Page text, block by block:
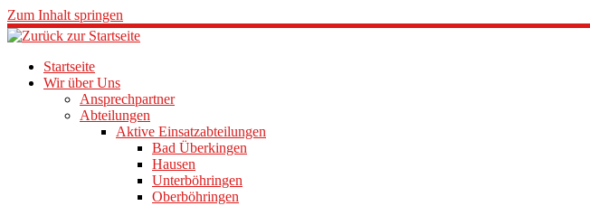
Zum Inhalt springen
Startseite
Wir über Uns
Ansprechpartner
Abteilungen
Aktive Einsatzabteilungen
Bad Überkingen
Hausen
Unterböhringen
Oberböhringen